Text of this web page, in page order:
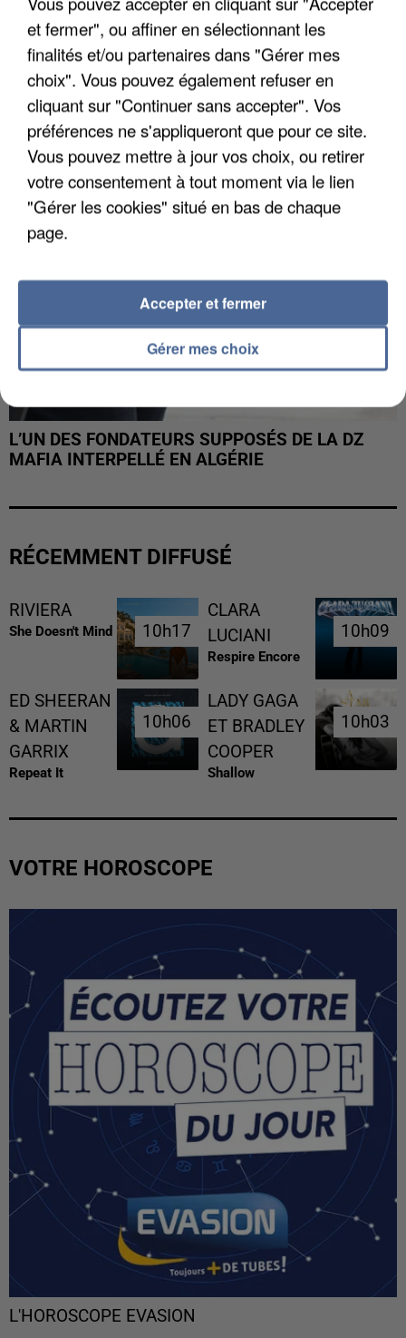
APRÈS TOUTES CES CANICULES, LES REFUGES
DE FAUNE SAUVAGE SONT...
L’UN DES FONDATEURS SUPPOSÉS DE LA DZ
MAFIA INTERPELLÉ EN ALGÉRIE
RÉCEMMENT DIFFUSÉ
RIVIERA
She Doesn't Mind 10h17
10h17
CLARA
LUCIANI
Respire Encore
10h09
10h09
ED SHEERAN
& MARTIN
GARRIX
Repeat It
10h06
10h06
LADY GAGA
ET BRADLEY
COOPER
Shallow
10h03
10h03
VOTRE HOROSCOPE
L'HOROSCOPE EVASION
et fermer", ou affiner en sélectionnant les
finalités et/ou partenaires dans "Gérer mes
choix". Vous pouvez également refuser en
cliquant sur "Continuer sans accepter". Vos
préférences ne s'appliqueront que pour ce site.
Vous pouvez mettre à jour vos choix, ou retirer
votre consentement à tout moment via le lien
"Gérer les cookies" situé en bas de chaque
page.
Gérer mes choix
Accepter et fermer